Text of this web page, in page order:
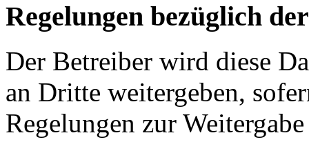
Regelungen bezüglich
Der Betreiber wird diese
an Dritte weitergeben,
Regelungen zur